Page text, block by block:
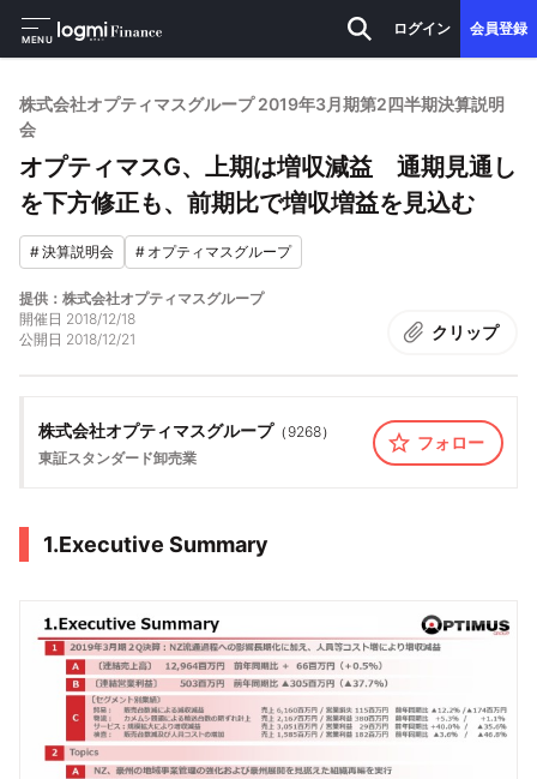
MENU
ログイン 会員登録
株式会社オプティマスグループ 2019年3月期第2四半期決算説明
会
オプティマスG、上期は増収減益 通期見通し
を下方修正も、前期比で増収増益を見込む
#決算説明会 # オプティマスグループ
提供：株式会社オプティマスグループ
開催日 2018/12/18
公開日 2018/12/21 クリップ
株式会社オプティマスグループ（ 9268）
東証スタンダード卸売業
フォロー
1.Executive Summary